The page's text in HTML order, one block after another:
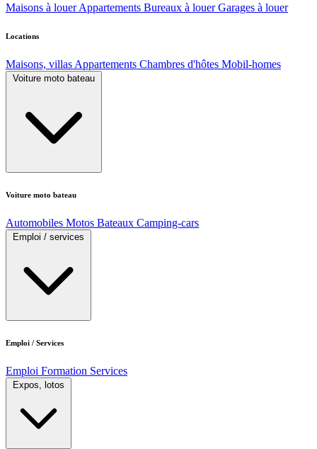
Maisons à louer Appartements Bureaux à louer Garages à louer
Locations
Maisons, villas Appartements Chambres d'hôtes Mobil-homes
Voiture moto bateau
Voiture moto bateau
Automobiles Motos Bateaux Camping-cars
Emploi / services
Emploi / Services
Emploi Formation Services
Expos, lotos